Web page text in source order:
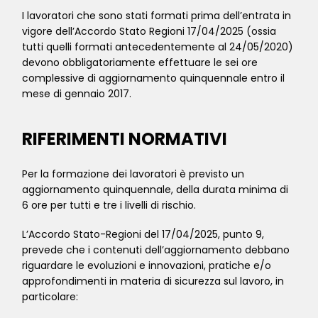
I lavoratori che sono stati formati prima dell’entrata in
vigore dell’Accordo Stato Regioni 17/04/2025 (ossia
tutti quelli formati antecedentemente al 24/05/2020)
devono obbligatoriamente effettuare le sei ore
complessive di aggiornamento quinquennale entro il
mese di gennaio 2017.
RIFERIMENTI NORMATIVI
Per la formazione dei lavoratori è previsto un
aggiornamento quinquennale, della durata minima di
6 ore per tutti e tre i livelli di rischio.
L’Accordo Stato-Regioni del 17/04/2025, punto 9,
prevede che i contenuti dell’aggiornamento debbano
riguardare le evoluzioni e innovazioni, pratiche e/o
approfondimenti in materia di sicurezza sul lavoro, in
particolare: